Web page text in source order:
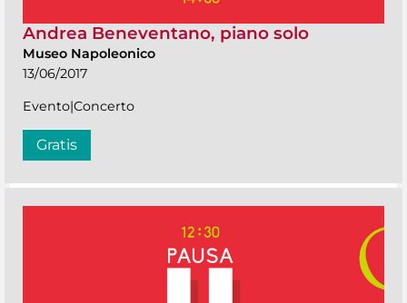
Andrea Beneventano, piano solo
Museo Napoleonico
13/06/2017
Evento|Concerto
Gratis